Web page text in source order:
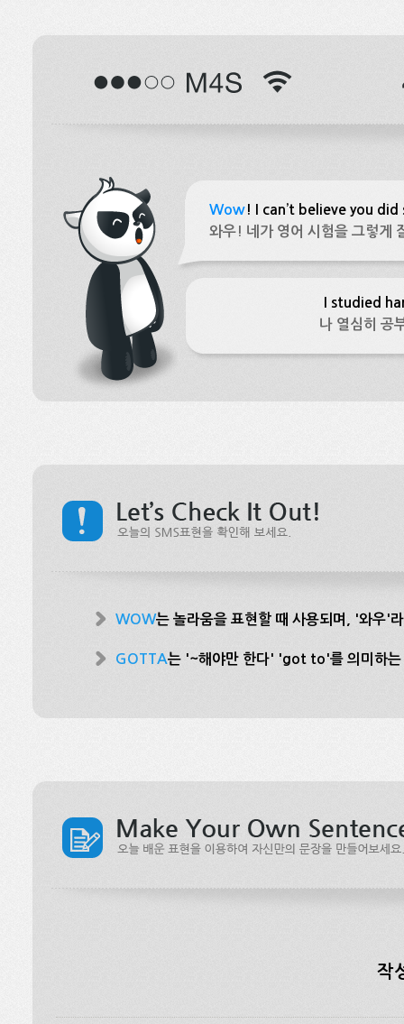
Wow ! I can’t believe you
와우! 네가 영어 시험을 그렇게
I studied
나 열심히 공
WOW는 놀라움을 표현할 때 사용되며, '와우'
GOTTA는 '~해야만 한다' 'got to'를 의미하는
작